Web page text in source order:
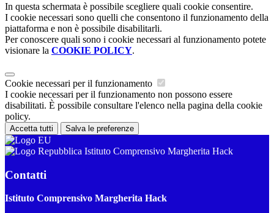
In questa schermata è possibile scegliere quali cookie consentire.
I cookie necessari sono quelli che consentono il funzionamento della
piattaforma e non è possibile disabilitarli.
Per conoscere quali sono i cookie necessari al funzionamento potete
visionare la COOKIE POLICY.
Cookie necessari per il funzionamento
I cookie necessari per il funzionamento non possono essere
disabilitati. È possibile consultare l'elenco nella pagina della cookie
policy.
Accetta tutti Salva le preferenze
Istituto Comprensivo Margherita Hack
Contatti
Istituto Comprensivo Margherita Hack